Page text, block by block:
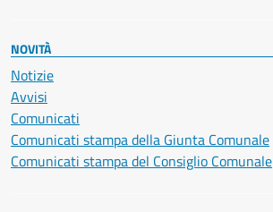
NOVITÀ
Notizie
Avvisi
Comunicati
Comunicati stampa della Giunta Comunale
Comunicati stampa del Consiglio Comunale